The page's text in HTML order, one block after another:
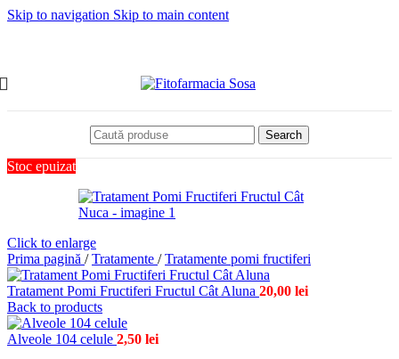
Skip to navigation Skip to main content
Search
Stoc epuizat
Click to enlarge
Prima pagină / Tratamente / Tratamente pomi fructiferi
Tratament Pomi Fructiferi Fructul Cât Aluna 20,00 lei
Back to products
Alveole 104 celule 2,50 lei